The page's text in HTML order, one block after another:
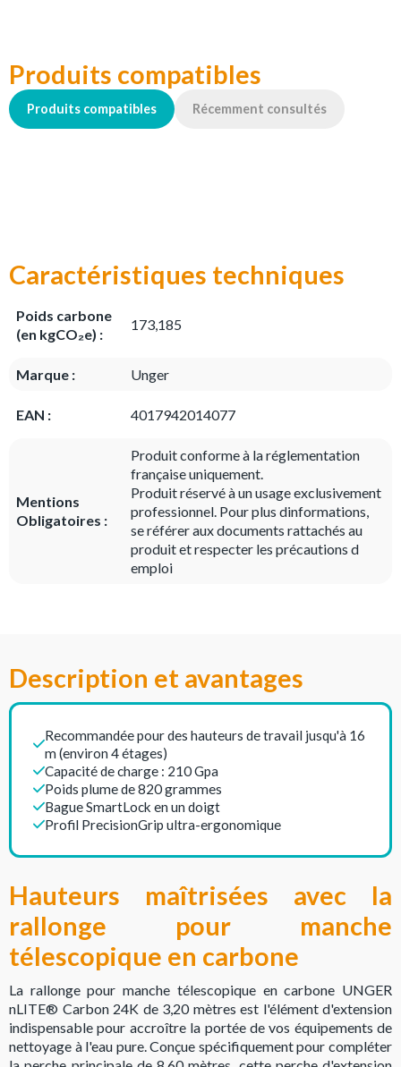
Produits compatibles
Produits compatibles Récemment consultés
Caractéristiques techniques
Poids carbone
(en kgCO₂e) :
173,185
Marque : Unger
EAN : 4017942014077
Mentions
Obligatoires :
Produit conforme à la réglementation
française uniquement.
Produit réservé à un usage exclusivement
professionnel. Pour plus dinformations,
se référer aux documents rattachés au
produit et respecter les précautions d
emploi
Description et avantages
Recommandée pour des hauteurs de travail jusqu'à 16
m (environ 4 étages)
Capacité de charge : 210 Gpa
Poids plume de 820 grammes
Bague SmartLock en un doigt
Profil PrecisionGrip ultra-ergonomique
Hauteurs maîtrisées avec la
rallonge pour manche
télescopique en carbone
La rallonge pour manche télescopique en carbone UNGER
nLITE® Carbon 24K de 3,20 mètres est l'élément d'extension
indispensable pour accroître la portée de vos équipements de
nettoyage à l'eau pure. Conçue spécifiquement pour compléter